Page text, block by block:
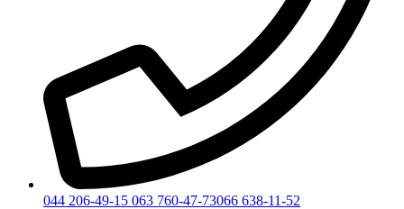
044 206-49-15 063 760-47-73066 638-11-52